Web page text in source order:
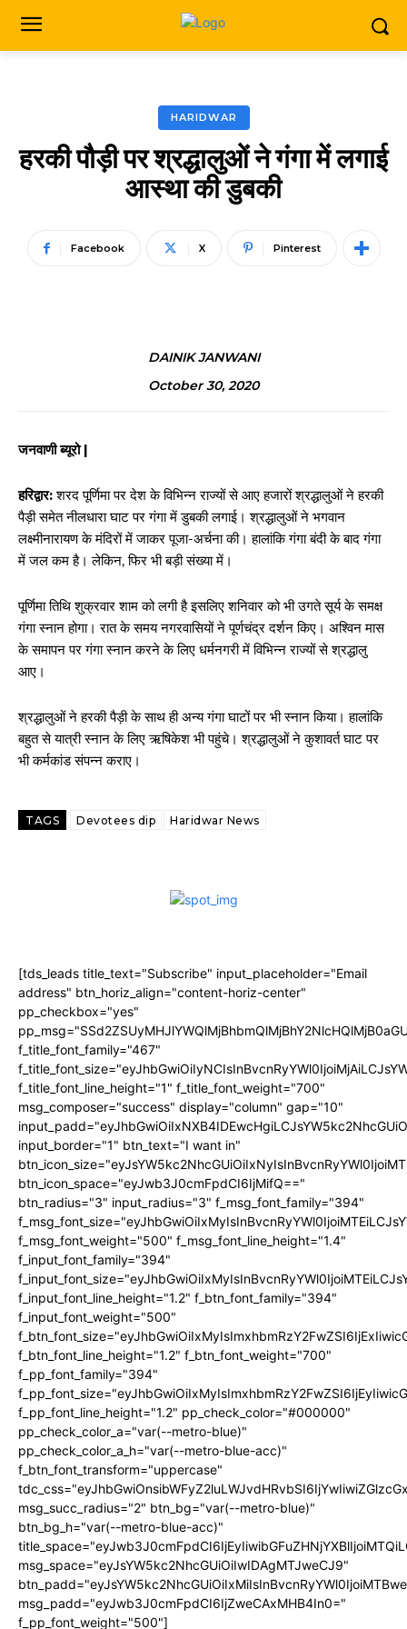
HARIDWAR
हरकी पौड़ी पर श्रद्धालुओं ने गंगा में लगाई
आस्था की डुबकी
Facebook X Pinterest
DAINIK JANWANI
October 30, 2020
जनवाणी ब्यूरो |
हरिद्वार:शरद पूर्णिमा पर देश के विभिन्न राज्यों से आए हजारों श्रद्धालुओं ने हरकी
पैड़ी समेत नीलधारा घाट पर गंगा में डुबकी लगाई। श्रद्धालुओं ने भगवान
लक्ष्मीनारायण के मंदिरों में जाकर पूजा-अर्चना की। हालांकि गंगा बंदी के बाद गंगा
में जल कम है। लेकिन, फिर भी बड़ी संख्या में।
पूर्णिमा तिथि शुक्रवार शाम को लगी है इसलिए शनिवार को भी उगते सूर्य के समक्ष
गंगा स्नान होगा। रात के समय नगरवासियों ने पूर्णचंद्र दर्शन किए। अश्विन मास
के समापन पर गंगा स्नान करने के लिए धर्मनगरी में विभिन्न राज्यों से श्रद्धालु
आए।
श्रद्धालुओं ने हरकी पैड़ी के साथ ही अन्य गंगा घाटों पर भी स्नान किया। हालांकि
बहुत से यात्री स्नान के लिए ऋषिकेश भी पहुंचे। श्रद्धालुओं ने कुशावर्त घाट पर
भी कर्मकांड संपन्न कराए।
TAGS Devotees dip Haridwar News
[tds_leads title_text="Subscribe" input_placeholder="Email
address" btn_horiz_align="content-horiz-center"
pp_checkbox="yes"
f_title_font_family="467"
f_title_font_line_height="1" f_title_font_weight="700"
msg_composer="success" display="column" gap="10"
input_border="1" btn_text="I want in"
btn_icon_space="eyJwb3J0cmFpdCI6IjMifQ=="
btn_radius="3" input_radius="3" f_msg_font_family="394"
f_msg_font_weight="500" f_msg_font_line_height="1.4"
f_input_font_family="394"
f_input_font_line_height="1.2" f_btn_font_family="394"
f_input_font_weight="500"
f_btn_font_line_height="1.2" f_btn_font_weight="700"
f_pp_font_family="394"
f_pp_font_line_height="1.2" pp_check_color="#000000"
pp_check_color_a="var(--metro-blue)"
pp_check_color_a_h="var(--metro-blue-acc)"
f_btn_font_transform="uppercase"
msg_succ_radius="2" btn_bg="var(--metro-blue)"
btn_bg_h="var(--metro-blue-acc)"
msg_space="eyJsYW5kc2NhcGUiOiIwIDAgMTJweCJ9"
msg_padd="eyJwb3J0cmFpdCI6IjZweCAxMHB4In0="
f_pp_font_weight="500"]